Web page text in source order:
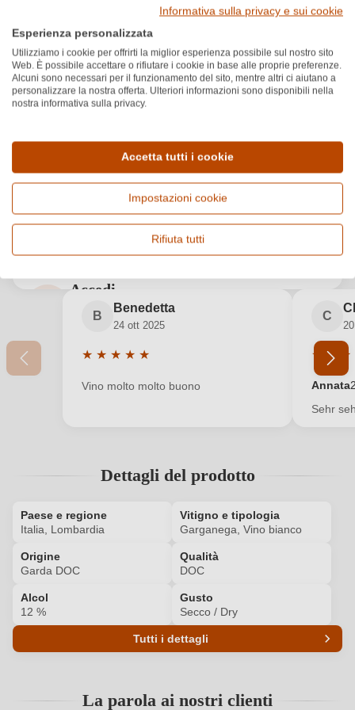
LUCA MARONI
94 /99
Scopri di più
SLOW WINE
Vino
Recensioni dei clienti
5.0Valutazione media di 5 su 5 stelle
Basato su 2 recensioniFiltra
Mostra recensioni
Accedi
Accedi per poter lasciare una recensione. Non
ancora registrato?
Nuovo cliente?Registrati
Ho dimenticato la mia password.
B
Benedetta
24 ott 2025
★ ★ ★ ★ ★
Vino molto molto buono
C
★ ★ ★
Annata
Sehr
Dettagli del prodotto
Paese e regione
Italia, Lombardia
Vitigno e tipologia
Garganega, Vino bianco
Origine
Garda DOC
Qualità
DOC
Alcol
12 %
Gusto
Secco / Dry
Tutti i dettagli
Formaggi, Frutti di mare, Pesce
La parola ai nostri clienti
Informativa sulla privacy e sui cookie
Esperienza personalizzata
Utilizziamo i cookie per offrirti la miglior esperienza possibile sul nostro sito
Web. È possibile accettare o rifiutare i cookie in base alle proprie preferenze.
Alcuni sono necessari per il funzionamento del sito, mentre altri ci aiutano a
personalizzare la nostra offerta. Ulteriori informazioni sono disponibili nella
nostra informativa sulla privacy.
Accetta tutti i cookie
Impostazioni cookie
Rifiuta tutti